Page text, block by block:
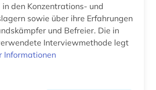
christentum (4)
christliche existenz (1)
christliche literatur (5)
in den Konzentrations- und
sowie über ihre Erfahrungen
und Befreier. Die in
Interviewmethode legt
Informationen